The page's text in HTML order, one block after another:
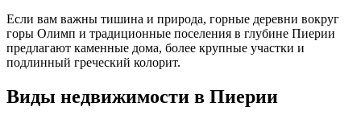
Если вам важны тишина и природа, горные деревни вокруг
горы Олимп и традиционные поселения в глубине Пиерии
предлагают каменные дома, более крупные участки и
подлинный греческий колорит.
Виды недвижимости в Пиерии